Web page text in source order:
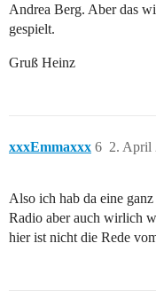
Andrea Berg. Aber das
gespielt.
Gruß Heinz
xxxEmmaxxx 2. April
6
Also ich hab da eine
Radio aber auch wirlich
hier ist nicht die Rede